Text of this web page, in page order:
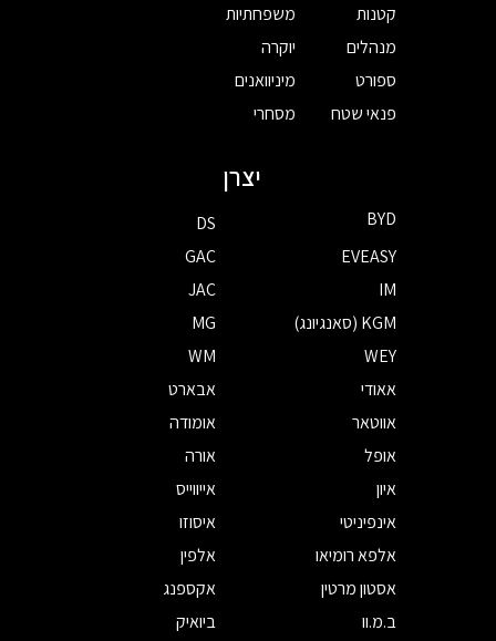
קטנות
מנהלים
ספורט
פנאי שטח
משפחתיות
יוקרה
מיניוואנים
מסחרי
יצרן
BYD
DS
EVEASY
GAC
IM
JAC
KGM (סאנגיונג)
MG
WEY
WM
אאודי
אבארט
אווטאר
אומודה
אופל
אורה
איון
אייווייס
אינפיניטי
איסוזו
אלפא רומיאו
אלפין
אסטון מרטין
אקספנג
ב.מ.וו
ביואיק